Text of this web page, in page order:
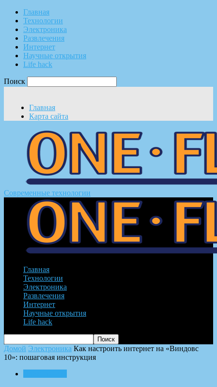
Главная
Технологии
Электроника
Развлечения
Интернет
Научные открытия
Life hack
Поиск
Главная
Карта сайта
Современные технологии
Главная
Технологии
Электроника
Развлечения
Интернет
Научные открытия
Life hack
Домой Электроника Как настроить интернет на «Виндовс
10»: пошаговая инструкция